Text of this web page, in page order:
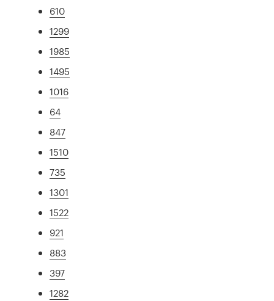
610
1299
1985
1495
1016
64
847
1510
735
1301
1522
921
883
397
1282